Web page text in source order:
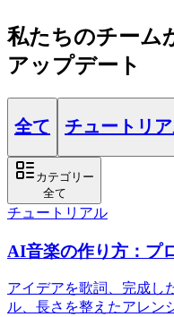
私たちのチーム
アップデート
全て チュートリ
カテゴリー
全て
チュートリアル
AI音楽の作り方：プ
アイデアを歌詞、完成し
ル、長さを整えたアレン